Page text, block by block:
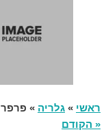
ראשי » גלריה » פרפר
« הקודם